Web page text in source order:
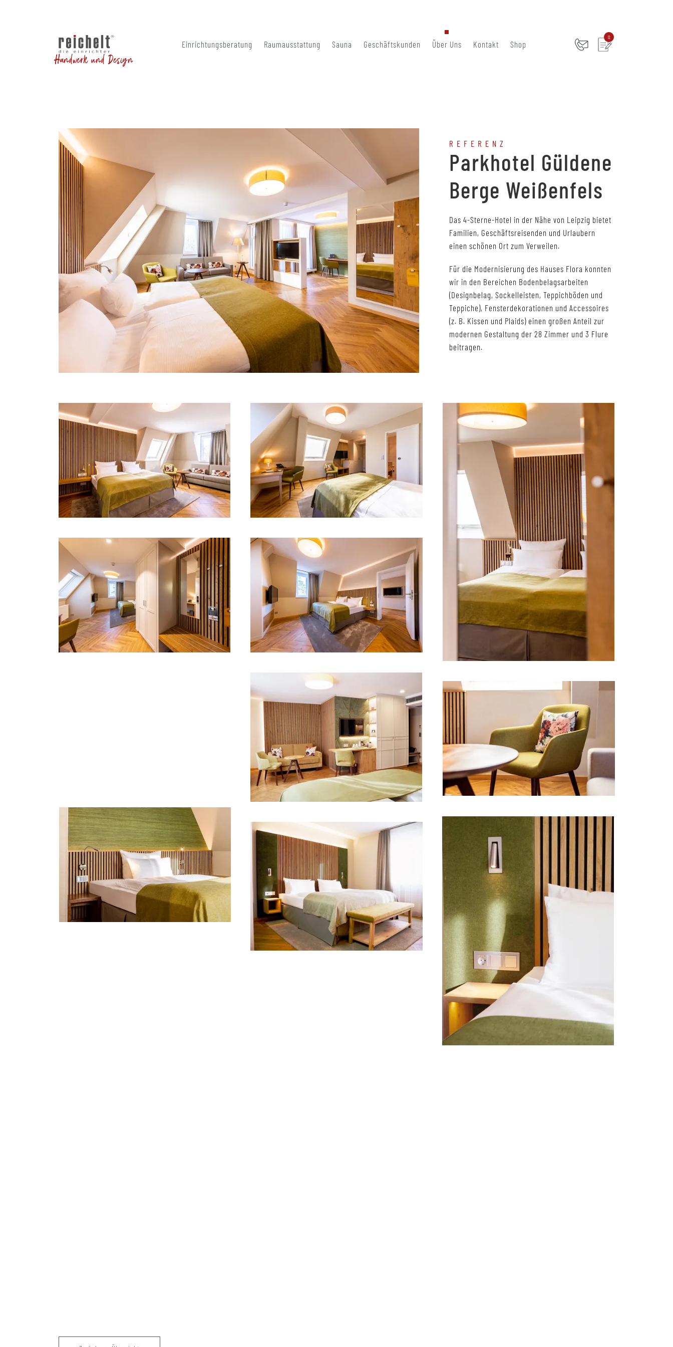
Handwerk und Design
Einrichtungsberatung Raumausstattung Sauna Geschäftskunden Über Uns Kontakt Shop
0
REFERENZ
Parkhotel Güldene
Berge Weißenfels
Das 4-Sterne-Hotel in der Nähe von Leipzig bietet
Familien, Geschäftsreisenden und Urlaubern
einen schönen Ort zum Verweilen.
Für die Modernisierung des Hauses Flora konnten
wir in den Bereichen Bodenbelagsarbeiten
(Designbelag, Sockelleisten, Teppichböden und
Teppiche), Fensterdekorationen und Accessoires
(z. B. Kissen und Plaids) einen großen Anteil zur
modernen Gestaltung der 28 Zimmer und 3 Flure
beitragen.